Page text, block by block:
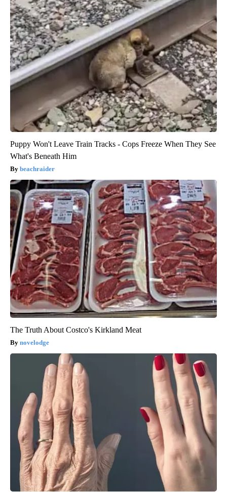
Puppy Won't Leave Train Tracks - Cops Freeze When They See
What's Beneath Him
beachraider
The Truth About Costco's Kirkland Meat
novelodge